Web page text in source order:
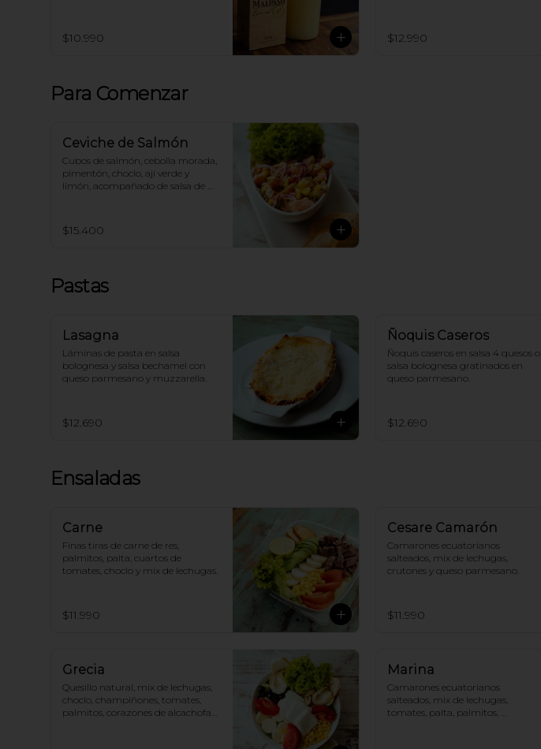
$10.990 $12.990
Para Comenzar
Ceviche de Salmón
Cubos de salmón, cebolla morada,
pimentón, choclo, ají verde y
limón, acompañado de salsa de
$15.400
Pastas
Lasagna
Láminas de pasta en salsa
bolognesa y salsa bechamel con
queso parmesano y muzzarella.
$12.690
Ñoquis Caseros
Ñoquis caseros en salsa 4 quesos o
salsa bolognesa gratinados en
queso parmesano.
$12.690
Ensaladas
Carne
Finas tiras de carne de res,
palmitos, palta, cuartos de
tomates, choclo y mix de lechugas.
$11.990
Cesare Camarón
Camarones ecuatorianos
salteados, mix de lechugas,
crutones y queso parmesano.
$11.990
Grecia
Quesillo natural, mix de lechugas,
choclo, champiñones, tomates,
palmitos, corazones de alcachofa y
Marina
Camarones ecuatorianos
salteados, mix de lechugas,
tomates, palta, palmitos,